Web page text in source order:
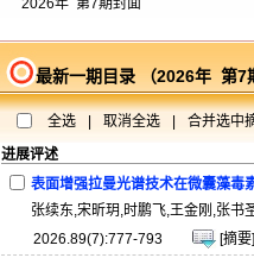
2026年 第7期封面
最新一期目录 （2026年 第7
全选 取消全选
合并选中
进展评述
表面增强拉曼光谱技术在微囊藻毒
张续东,宋昕玥,时鹏飞,王金刚,张书
2026.89(7):777-793
[摘要]